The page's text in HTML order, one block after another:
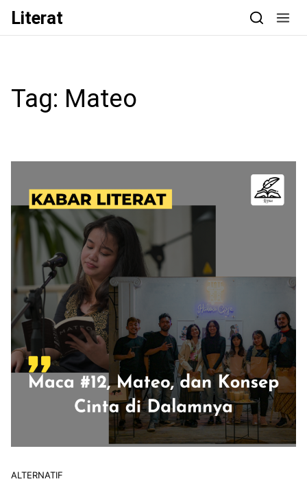
Skip to content
Literat
Tag: Mateo
ALTERNATIF